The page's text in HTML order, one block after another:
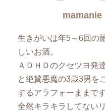
mamanie
生きがいは年5～6回の
しいお酒。
ＡＤＨＤのクセツヨ発
と絶賛悪魔の3歳3男を
するアラフォーままで
全然キラキラしてない